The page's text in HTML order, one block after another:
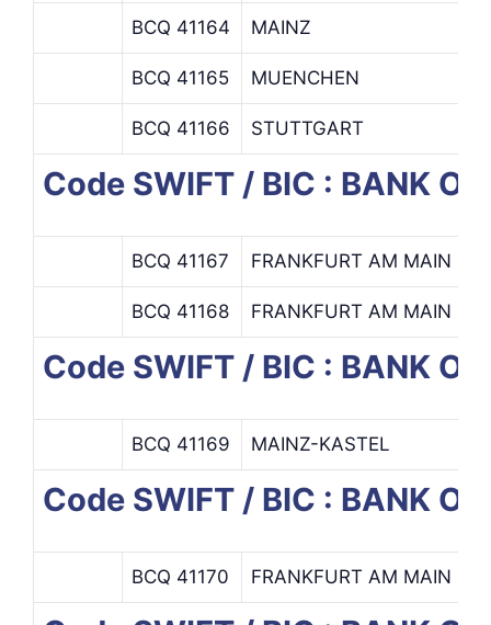
BCQ 41164 MAINZ
BCQ 41165 MUENCHEN
BCQ 41166 STUTTGART
Code SWIFT / BIC : BANK
BCQ 41167 FRANKFURT AM MAIN
BCQ 41168 FRANKFURT AM MAIN
Code SWIFT / BIC : BANK
BCQ 41169 MAINZ-KASTEL
Code SWIFT / BIC : BANK
BCQ 41170 FRANKFURT AM MAIN